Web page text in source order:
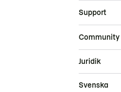
Support
Community
Juridik
Svenska